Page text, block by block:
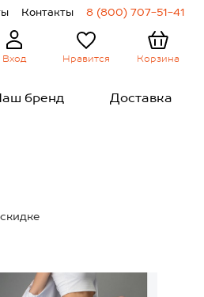
Контакты 8 (800) 707-51-41
Вход Нравится Корзина
бренд Доставка